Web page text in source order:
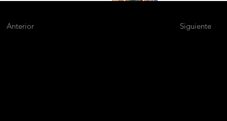
Anterior Siguiente